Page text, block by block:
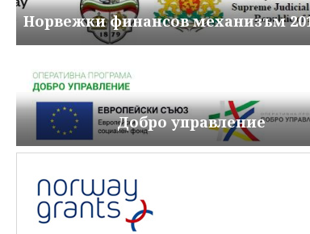
Норвежки финансов механизъм
Добро управление